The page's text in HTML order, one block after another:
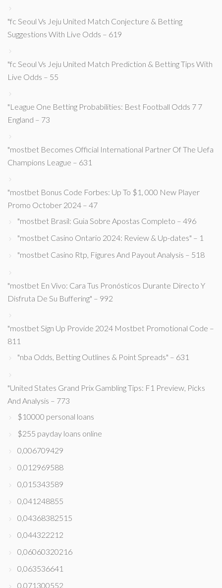
"fc Seoul Vs Jeju United Match Conjecture & Betting
Suggestions With Live Odds – 619
"fc Seoul Vs Jeju United Match Prediction & Betting Tips With
Live Odds – 55
"League One Betting Probabilities: Best Football Odds 7 7
England – 73
"mostbet Becomes Official International Partner Of The Uefa
Champions League – 631
"mostbet Bonus Code Forbes: Up To $1, 000 New Player
Promo October 2024 – 47
"mostbet Brasil: Guia Sobre Apostas Completo – 496
"mostbet Casino Ontario 2024: Review & Up-dates" – 1
"mostbet Casino Rtp, Figures And Payout Analysis – 518
"mostbet En Vivo: Cara Tus Pronósticos Durante Directo Y
Disfruta De Su Buffering" – 992
"mostbet Sign Up Provide 2024 Mostbet Promotional Code –
811
"nba Odds, Betting Outlines & Point Spreads" – 631
"United States Grand Prix Gambling Tips: F1 Preview, Picks
And Analysis – 773
$10000 personal loans
$255 payday loans online
0,006709429
0,012969588
0,015343589
0,041248855
0,04368382515
0,044322212
0,06060320216
0,063536641
0,071300552